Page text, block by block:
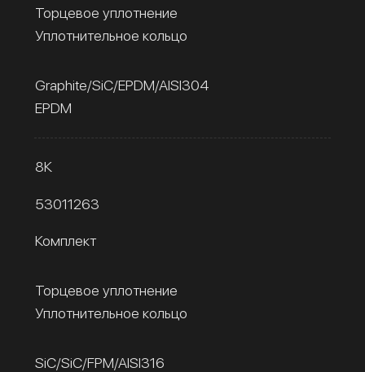
Торцевое уплотнение
Уплотнительное кольцо
Graphite/SiC/EPDM/AISI304
EPDM
8К
53011263
Комплект
Торцевое уплотнение
Уплотнительное кольцо
SiC/SiC/FPM/AISI316